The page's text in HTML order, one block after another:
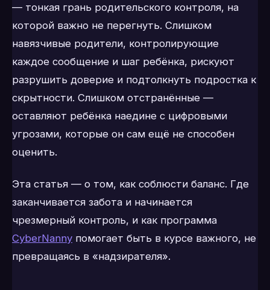
— тонкая грань родительского контроля, на
которой важно не перегнуть. Слишком
навязчивые родители, контролирующие
каждое сообщение и шаг ребёнка, рискуют
разрушить доверие и подтолкнуть подростка к
скрытности. Слишком отстранённые —
оставляют ребёнка наедине с цифровыми
угрозами, которые он сам ещё не способен
оценить.
Эта статья — о том, как соблюсти баланс. Где
заканчивается забота и начинается
чрезмерный контроль, и как программа
CyberNanny помогает быть в курсе важного, не
превращаясь в «надзирателя».